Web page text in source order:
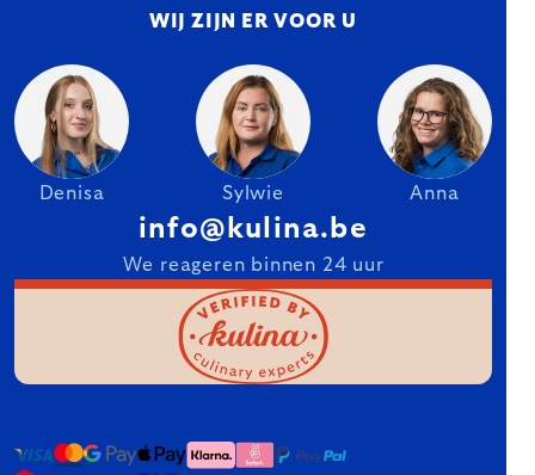
WIJ ZIJN ER VOOR U
Denisa Sylwie Anna
info@kulina.be
We reageren binnen 24 uur